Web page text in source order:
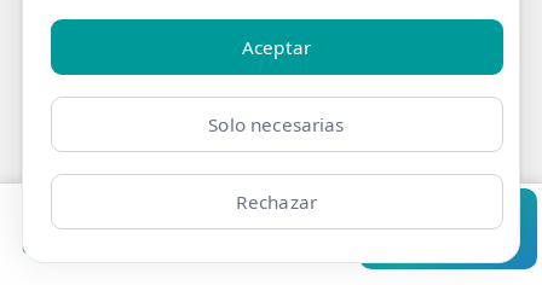
Clínicas
Tratamiento de
Fisioterapia para
Pedir cita Consultar
Aceptar
Solo necesarias
Rechazar